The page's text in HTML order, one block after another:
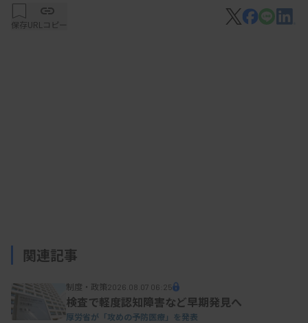
から感染症の情報を収集し、有事の際に病原微生物
保存URLコピー
関連記事
制度・政策2026.08.07 06:25
検査で軽度認知障害など早期発見へ
厚労省が「攻めの予防医療」を発表